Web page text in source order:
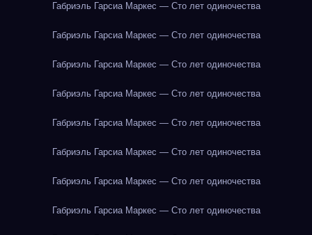
Габриэль Гарсиа Маркес — Сто лет одиночества
Габриэль Гарсиа Маркес — Сто лет одиночества
Габриэль Гарсиа Маркес — Сто лет одиночества
Габриэль Гарсиа Маркес — Сто лет одиночества
Габриэль Гарсиа Маркес — Сто лет одиночества
Габриэль Гарсиа Маркес — Сто лет одиночества
Габриэль Гарсиа Маркес — Сто лет одиночества
Габриэль Гарсиа Маркес — Сто лет одиночества